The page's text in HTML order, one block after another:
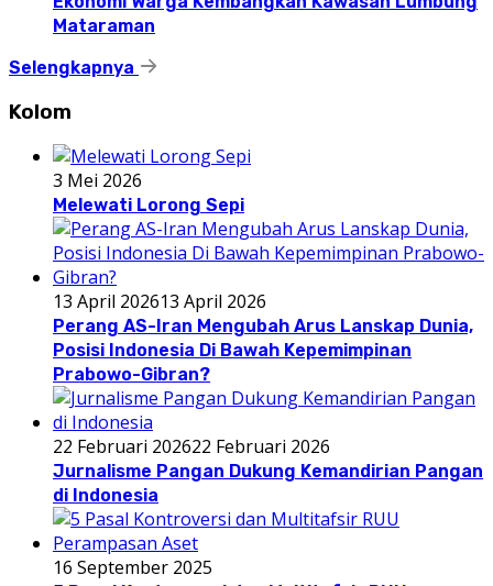
Mataraman
Selengkapnya
Kolom
3 Mei 2026
Melewati Lorong Sepi
13 April 202613 April 2026
Perang AS-Iran Mengubah Arus Lanskap Dunia,
Posisi Indonesia Di Bawah Kepemimpinan
Prabowo-Gibran?
22 Februari 202622 Februari 2026
Jurnalisme Pangan Dukung Kemandirian Pangan
di Indonesia
16 September 2025